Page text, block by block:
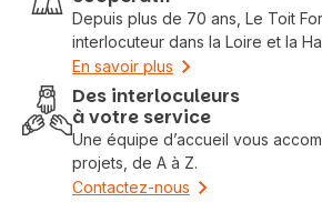
Depuis plus de 70 ans, Le Toit
interlocuteur dans la Loire et la
En savoir plus
Des interloculeurs
à votre service
Une équipe d’accueil vous
projets, de A à Z.
Contactez-nous